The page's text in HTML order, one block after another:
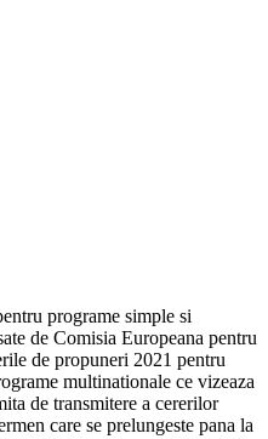
programe simple si
de Comisia Europeana pentru
de propuneri 2021 pentru
multinationale ce vizeaza
de transmitere a cererilor
care se prelungeste pana la